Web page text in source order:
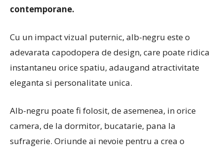
contemporane.
Cu un impact vizual puternic, alb-negru este o
adevarata capodopera de design, care poate ridica
instantaneu orice spatiu, adaugand atractivitate
eleganta si personalitate unica.
Alb-negru poate fi folosit, de asemenea, in orice
camera, de la dormitor, bucatarie, pana la
sufragerie. Oriunde ai nevoie pentru a crea o